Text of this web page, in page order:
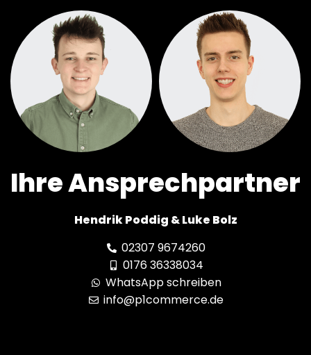
Ihre Ansprechpartner
Hendrik Poddig & Luke Bolz
02307 9674260
0176 36338034
WhatsApp schreiben
info@p1commerce.de